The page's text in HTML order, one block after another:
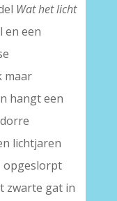
Wat het licht
en een
maar
hangt een
lichtjaren
opgeslorpt
zwarte gat in